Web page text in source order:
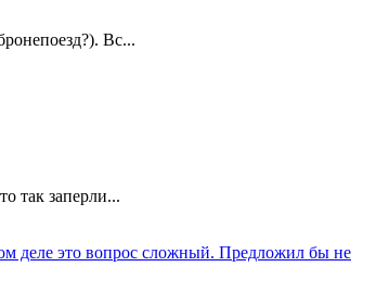
Вс...
так заперли...
деле это вопрос сложный. Предложил бы не